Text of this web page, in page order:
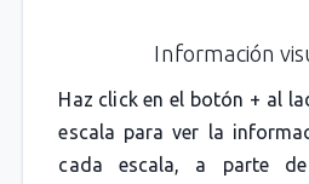
Información
Haz click en el botón + al
escala para ver la
cada escala, a parte